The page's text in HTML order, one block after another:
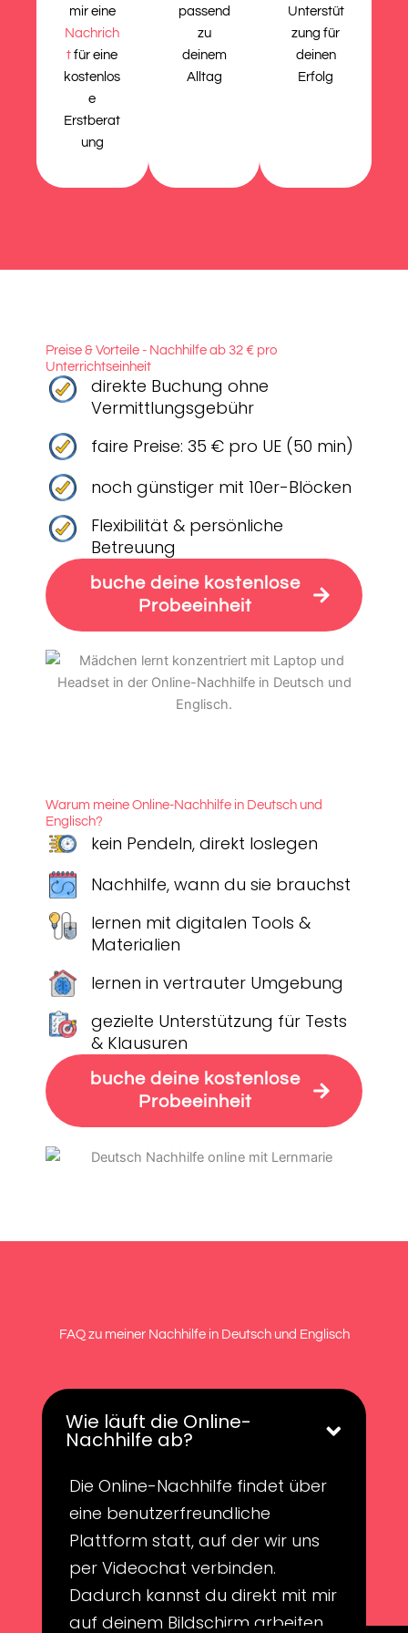
mir eine
Nachrich
t für eine
kostenlos
e
Erstberat
ung
passend
zu
deinem
Alltag
Unterstüt
zung für
deinen
Erfolg
Preise & Vorteile - Nachhilfe ab 32 € pro
Unterrichtseinheit
direkte Buchung ohne
Vermittlungsgebühr
faire Preise: 35 € pro UE (50 min)
noch günstiger mit 10er-Blöcken
Flexibilität & persönliche
Betreuung
buche deine kostenlose
Probeeinheit
Warum meine Online-Nachhilfe in Deutsch und
Englisch?
kein Pendeln, direkt loslegen
Nachhilfe, wann du sie brauchst
lernen mit digitalen Tools &
Materialien
lernen in vertrauter Umgebung
gezielte Unterstützung für Tests
& Klausuren
buche deine kostenlose
Probeeinheit
FAQ zu meiner Nachhilfe in Deutsch und Englisch
Wie läuft die Online-
Nachhilfe ab?
Die Online-Nachhilfe findet über
eine benutzerfreundliche
Plattform statt, auf der wir uns
per Videochat verbinden.
Dadurch kannst du direkt mit mir
auf deinem Bildschirm arbeiten,